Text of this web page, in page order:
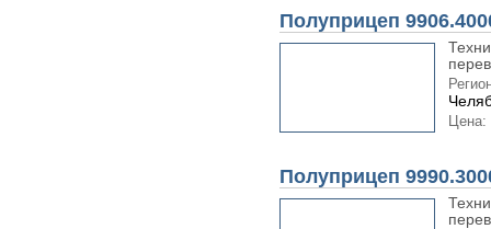
Полуприцеп
Цена:
Полуприцеп